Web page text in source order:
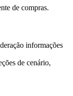
de compras.
informações
de cenário,